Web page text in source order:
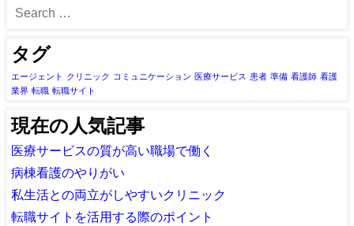
タグ
エージェント クリニック コミュニケーション 医療サービス 患者 準備 看護師 看護
業界 転職 転職サイト
現在の人気記事
医療サービスの質が高い職場で働く
病棟看護のやりがい
私生活との両立がしやすいクリニック
転職サイトを活用する際のポイント